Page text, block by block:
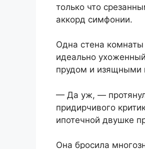
только что
аккорд симфонии.
Одна стена
идеально
прудом и
— Да уж, —
придирчивого
ипотечной двушке
Она бросила